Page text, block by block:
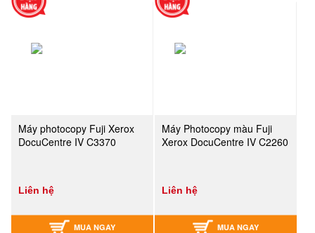
Máy photocopy Fuji Xerox
DocuCentre IV C3370
Liên hệ
MUA NGAY
Máy Photocopy màu Fuji
Xerox DocuCentre IV C2260
Liên hệ
MUA NGAY